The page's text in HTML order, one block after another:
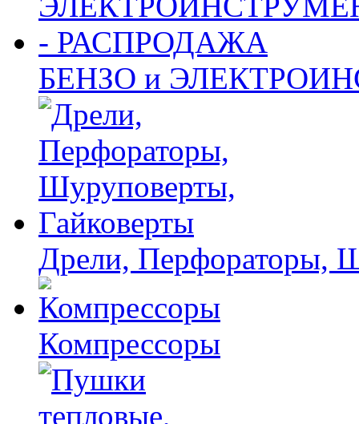
БЕНЗО и
Дрели, Перфораторы,
Компрессоры